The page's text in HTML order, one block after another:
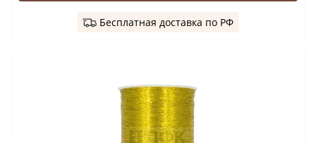
Бесплатная доставка по РФ